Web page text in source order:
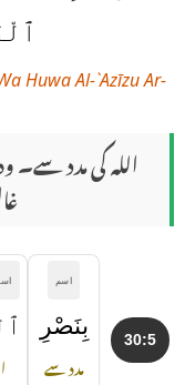
Huwa Al-`Azīzu Ar-
اللہ کی مدد
30:5
اسم
بِنَصْرِ
مدد سے